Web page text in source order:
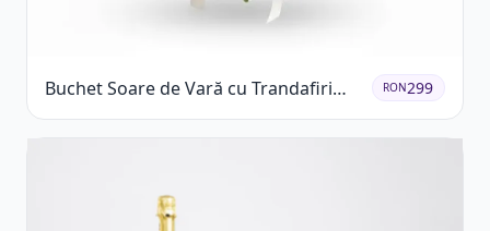
Buchet Soare de Vară cu Trandafiri
Galbeni și Crizanteme Albe
RON299